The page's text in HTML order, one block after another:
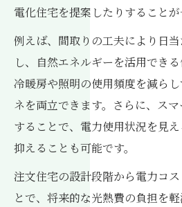
電化住宅を提案したりすることが
例えば、間取りの工夫により日
し、自然エネルギーを活用できる
冷暖房や照明の使用頻度を減ら
ネを両立できます。さらに、ス
することで、電力使用状況を見
抑えることも可能です。
注文住宅の設計段階から電力コ
とで、将来的な光熱費の負担を軽